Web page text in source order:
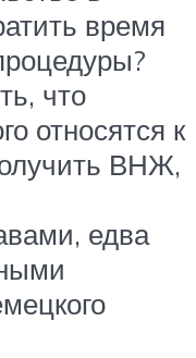
время
что
относятся к
ВНЖ,
едва